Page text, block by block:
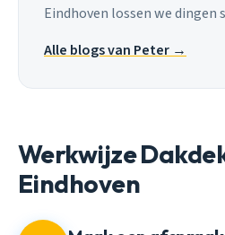
Eindhoven lossen we dingen
Alle blogs van Peter →
Werkwijze
Eindhoven